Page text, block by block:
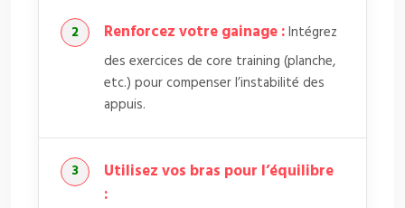
Renforcez votre gainage :Intégrez
des exercices de core training (planche,
etc.) pour compenser l’instabilité des
appuis.
Utilisez vos bras pour l’équilibre
: